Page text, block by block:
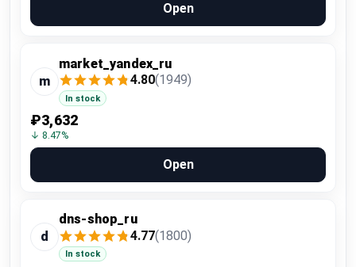
Open
m
market_yandex_ru
4.80(1949)
In stock
₽3,632
↓ 8.47%
Open
d
dns-shop_ru
4.77(1800)
In stock